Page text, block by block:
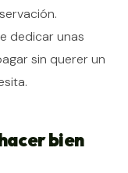
dedicar unas
sin querer un
bien